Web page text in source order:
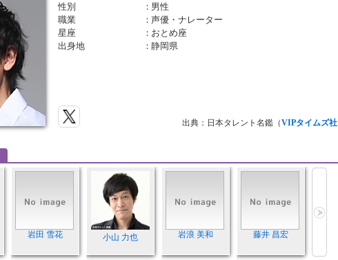
性別
： 男性
職業
：声優・ナレーター
星座
： おとめ座
出身地
：静岡県
出典：日本タレント名鑑（VIPタイムズ社
岩田 雪花 小山 力也 岩浪 美和 藤井 昌宏